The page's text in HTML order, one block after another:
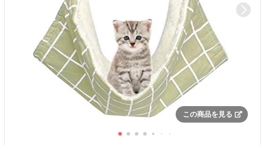
この商品を見る